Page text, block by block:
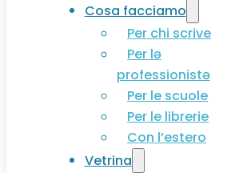
Cosa facciamo
Per chi scrive
Per lə
professionistə
Per le scuole
Per le librerie
Con l’estero
Vetrina